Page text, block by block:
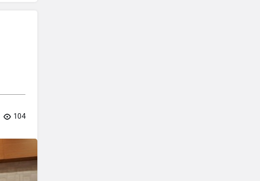
104